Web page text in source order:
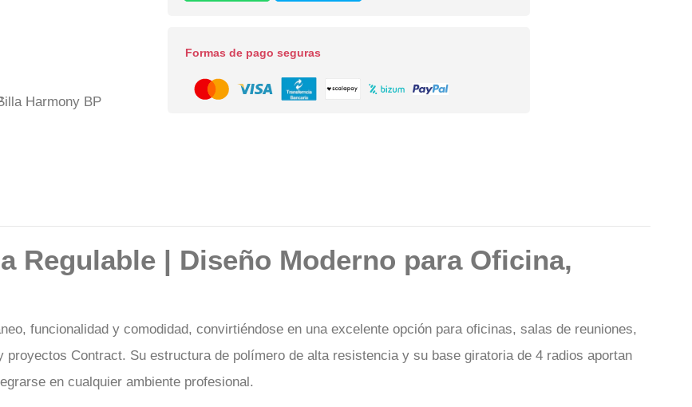
Formas de pago seguras
Regulable | Diseño Moderno para Oficina,
funcionalidad y comodidad, convirtiéndose en una excelente opción para oficinas, salas de reuniones,
Contract. Su estructura de polímero de alta resistencia y su base giratoria de 4 radios aportan
en cualquier ambiente profesional.